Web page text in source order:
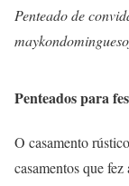
Penteado de
Penteados para
O casamento
casamentos que